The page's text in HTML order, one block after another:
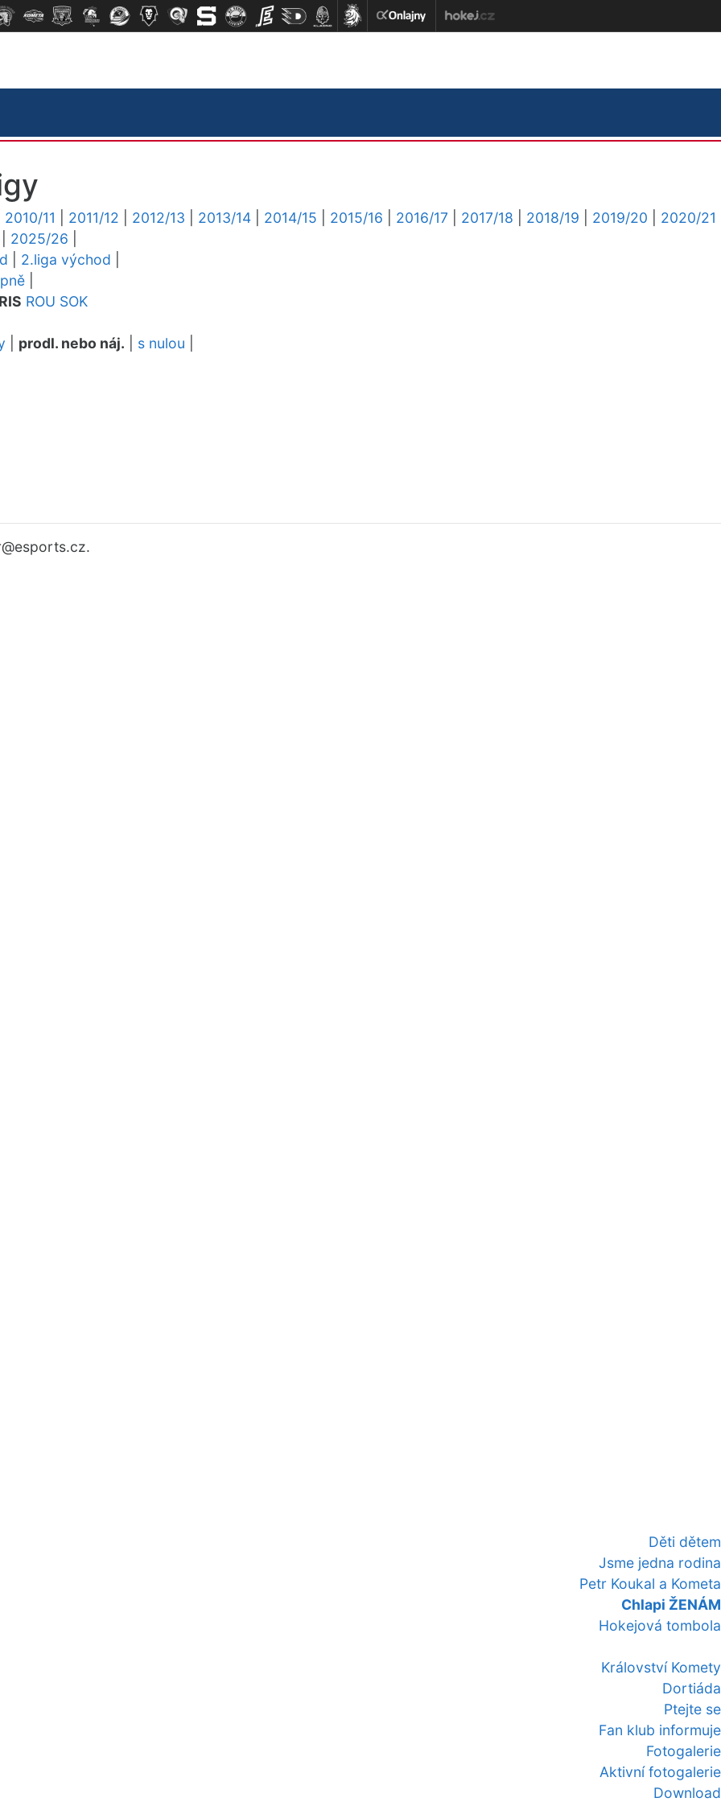
Děti dětem
Jsme jedna rodina
Petr Koukal a Kometa
Chlapi ŽENÁM
Hokejová tombola
Království Komety
Dortiáda
Ptejte se
Fan klub informuje
Fotogalerie
Aktivní fotogalerie
Download
2010/11 2011/12 2012/13 2013/14 2014/15 2015/16 2016/17 2017/18 2018/19 2019/20
2020/21
2025/26
2.liga východ
RIS ROU SOK
prodl. nebo náj. s nulou
@esports.cz.